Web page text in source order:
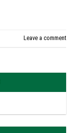
Leave a comment